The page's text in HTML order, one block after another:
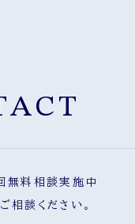
無料相談実施中
相談ください。